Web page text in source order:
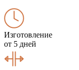
Изготовление
от 5 дней